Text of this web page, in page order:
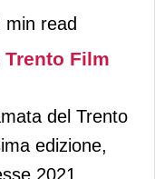
min read
Film
del Trento
edizione,
2021.